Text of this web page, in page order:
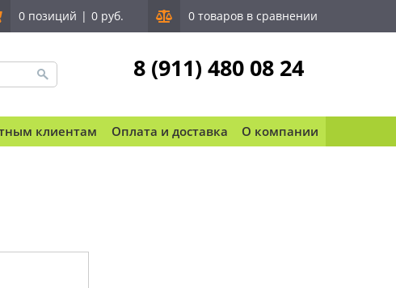
0 позиций | 0 руб. 0 товаров в сравнении
8 (911) 480 08 24
клиентам Оплата и доставка О компании